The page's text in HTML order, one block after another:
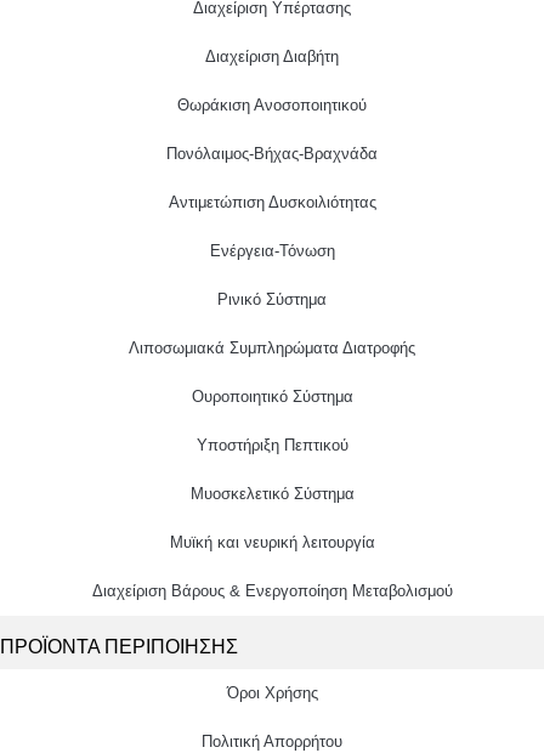
Διαχείριση Υπέρτασης
Διαχείριση Διαβήτη
Θωράκιση Ανοσοποιητικού
Πονόλαιμος-Βήχας-Βραχνάδα
Αντιμετώπιση Δυσκοιλιότητας
Eνέργεια-Τόνωση
Ρινικό Σύστημα
Λιποσωμιακά Συμπληρώματα Διατροφής
Ουροποιητικό Σύστημα
Υποστήριξη Πεπτικού
Μυοσκελετικό Σύστημα
Μυϊκή και νευρική λειτουργία
Διαχείριση Βάρους & Ενεργοποίηση Μεταβολισμού
ΠΡΟΪΟΝΤΑ ΠΕΡΙΠΟΙΗΣΗΣ
Όροι Χρήσης
Πολιτική Απορρήτου